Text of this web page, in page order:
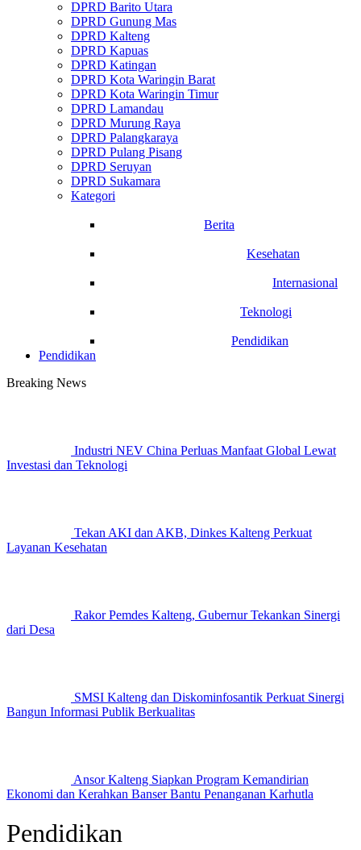
DPRD Barito Utara
DPRD Gunung Mas
DPRD Kalteng
DPRD Kapuas
DPRD Katingan
DPRD Kota Waringin Barat
DPRD Kota Waringin Timur
DPRD Lamandau
DPRD Murung Raya
DPRD Palangkaraya
DPRD Pulang Pisang
DPRD Seruyan
DPRD Sukamara
Kategori
Berita
Kesehatan
Internasional
Teknologi
Pendidikan
Pendidikan
Breaking News
Industri NEV China Perluas Manfaat Global Lewat
Investasi dan Teknologi
Tekan AKI dan AKB, Dinkes Kalteng Perkuat
Layanan Kesehatan
Rakor Pemdes Kalteng, Gubernur Tekankan Sinergi
dari Desa
SMSI Kalteng dan Diskominfosantik Perkuat Sinergi
Bangun Informasi Publik Berkualitas
Ansor Kalteng Siapkan Program Kemandirian
Ekonomi dan Kerahkan Banser Bantu Penanganan Karhutla
Pendidikan